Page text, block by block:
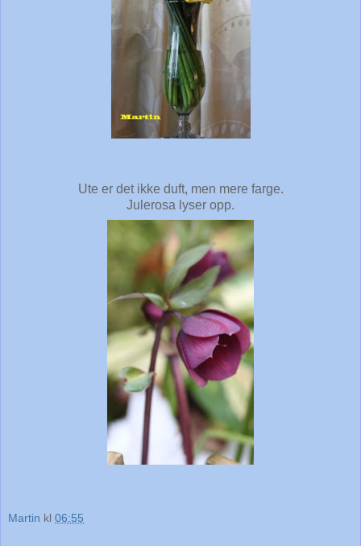
Ute er det ikke duft, men mere farge.
Julerosa lyser opp.
Martin kl 06:55